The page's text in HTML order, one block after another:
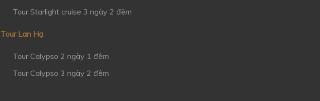
Tour Starlight cruise 3 ngày 2 đêm
Tour Lan Hạ
Tour Calypso 2 ngày 1 đêm
Tour Calypso 3 ngày 2 đêm